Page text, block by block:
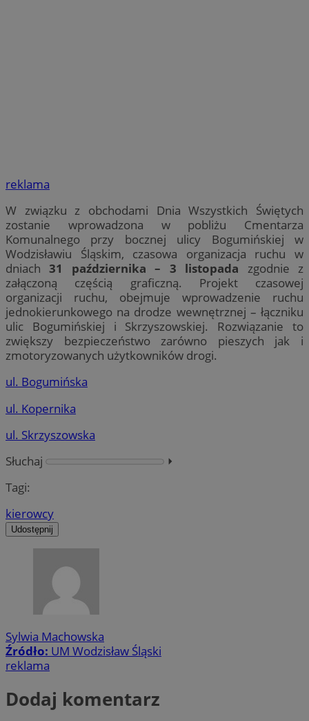
reklama
W związku z obchodami Dnia Wszystkich Świętych
zostanie wprowadzona w pobliżu Cmentarza
Komunalnego przy bocznej ulicy Bogumińskiej w
Wodzisławiu Śląskim, czasowa organizacja ruchu w
dniach31 października – 3 listopada zgodnie z
załączoną częścią graficzną. Projekt czasowej
organizacji ruchu, obejmuje wprowadzenie ruchu
jednokierunkowego na drodze wewnętrznej – łączniku
ulic Bogumińskiej i Skrzyszowskiej. Rozwiązanie to
zwiększy bezpieczeństwo zarówno pieszych jak i
zmotoryzowanych użytkowników drogi.
ul. Bogumińska
ul. Kopernika
ul. Skrzyszowska
Słuchaj
⏵︎
Tagi:
kierowcy
Udostępnij
Sylwia Machowska
Źródło: UM Wodzisław Śląski
reklama
Dodaj komentarz